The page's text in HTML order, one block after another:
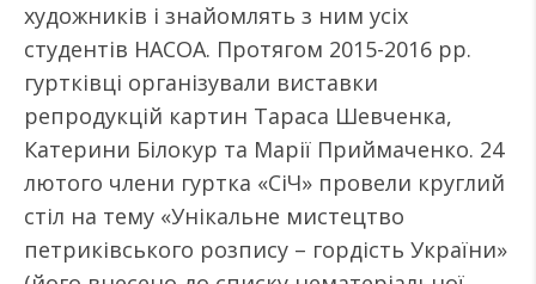
художників і знайомлять з ним усіх
студентів НАСОА. Протягом 2015-2016 рр.
гуртківці організували виставки
репродукцій картин Тараса Шевченка,
Катерини Білокур та Марії Приймаченко. 24
лютого члени гуртка «СіЧ» провели круглий
стіл на тему «Унікальне мистецтво
петриківського розпису – гордість України»